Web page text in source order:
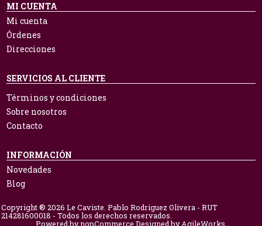
MI CUENTA
Mi cuenta
Órdenes
Direcciones
SERVICIOS AL CLIENTE
Términos y condiciones
Sobre nosotros
Contacto
INFORMACIÓN
Novedades
Blog
Copyright ® 2026 Le Caviste. Pablo Rodriguez Olivera - RUT
214281600018 - Todos los derechos reservados.
Powered bynopCommerce. Designed byAgileWorks.